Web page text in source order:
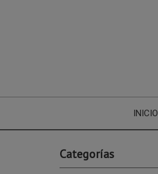
INICIO
Categorías